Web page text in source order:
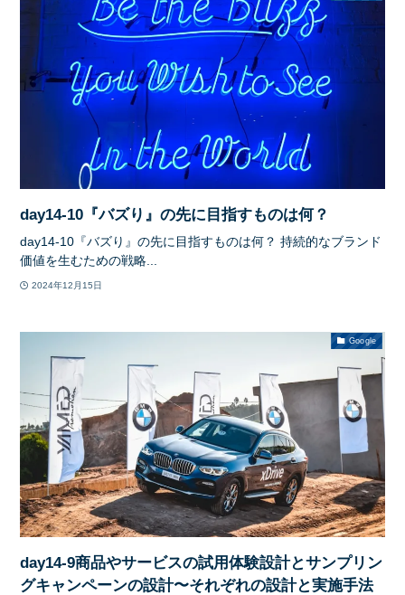
day14-10『バズり』の先に目指すものは何？
day14-10『バズり』の先に目指すものは何？ 持続的なブランド
価値を生むための戦略...
2024年12月15日
Google
day14-9商品やサービスの試用体験設計とサンプリン
グキャンペーンの設計〜それぞれの設計と実施手法